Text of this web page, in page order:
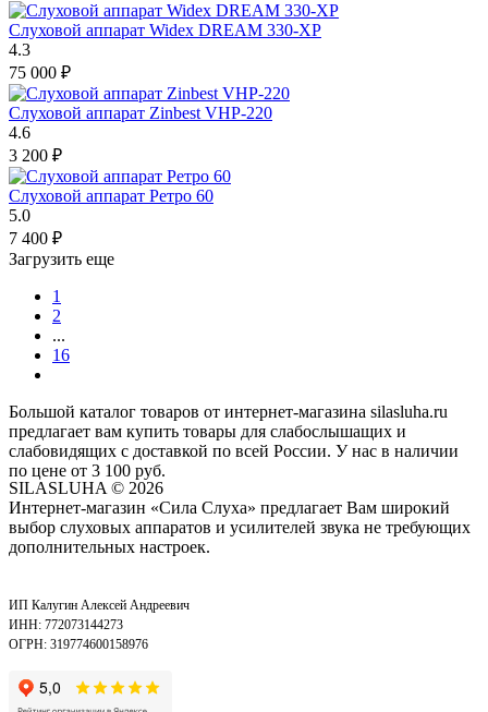
Слуховой аппарат Widex DREAM 330-XP
4.3
75 000 ₽
Слуховой аппарат Zinbest VHP-220
4.6
3 200 ₽
Слуховой аппарат Ретро 60
5.0
7 400 ₽
Загрузить еще
1
2
...
16
Большой каталог товаров от интернет-магазина silasluha.ru
предлагает вам купить товары для слабослышащих и
слабовидящих с доставкой по всей России. У нас в наличии
по цене от 3 100 руб.
SILASLUHA © 2026
Интернет-магазин «Сила Слуха» предлагает Вам широкий
выбор слуховых аппаратов и усилителей звука не требующих
дополнительных настроек.
ИП Калугин Алексей Андреевич
ИНН: 772073144273
ОГРН: 319774600158976